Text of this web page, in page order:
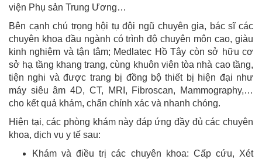
viện Phụ sản Trung Ương…
Bên cạnh chú trọng hội tụ đội ngũ chuyên gia, bác sĩ các
chuyên khoa đầu ngành có trình độ chuyên môn cao, giàu
kinh nghiệm và tận tâm; Medlatec Hồ Tây còn sở hữu cơ
sở hạ tầng khang trang, cùng khuôn viên tòa nhà cao tầng,
tiện nghi và được trang bị đồng bộ thiết bị hiện đại như
máy siêu âm 4D, CT, MRI, Fibroscan, Mammography,…
cho kết quả khám, chẩn chính xác và nhanh chóng.
Hiện tại, các phòng khám này đáp ứng đầy đủ các chuyên
khoa, dịch vụ y tế sau:
Khám và điều trị các chuyên khoa: Cấp cứu, Xét